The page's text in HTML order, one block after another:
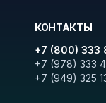
КОНТАКТЫ
+7 (800) 333
+7 (978) 333
+7 (949) 325